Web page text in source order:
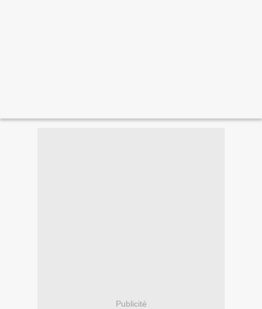
Publicité